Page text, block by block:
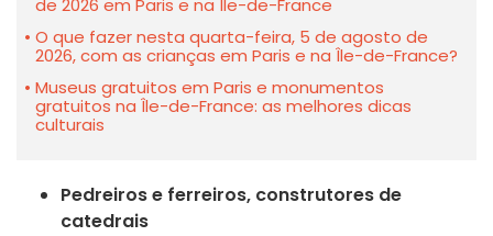
de 2026 em Paris e na Île-de-France
O que fazer nesta quarta-feira, 5 de agosto de
2026, com as crianças em Paris e na Île-de-France?
Museus gratuitos em Paris e monumentos
gratuitos na Île-de-France: as melhores dicas
culturais
Pedreiros e ferreiros, construtores de
catedrais